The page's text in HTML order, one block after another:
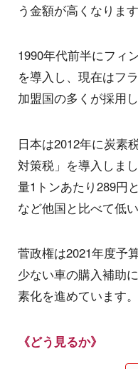
う金額が高くなります
1990年代前半にフィ
を導入し、現在はフ
加盟国の多くが採用し
日本は2012年に炭素
対策税」を導入しま
量1トンあたり289円
など他国と比べて低
菅政権は2021年度予
少ない車の購入補助
素化を進めています。
《どう見るか》